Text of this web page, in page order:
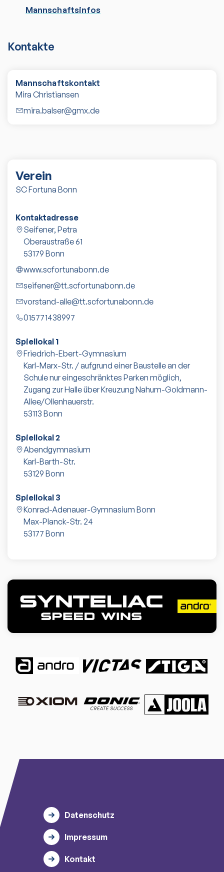
Mannschaftsinfos
Kontakte
Mannschaftskontakt
Mira Christiansen
mira.balser@gmx.de
Verein
SC Fortuna Bonn
Kontaktadresse
Seifener, Petra
Oberaustraße 61
53179 Bonn
www.scfortunabonn.de
seifener@tt.scfortunabonn.de
vorstand-alle@tt.scfortunabonn.de
015771438997
Spiellokal 1
Friedrich-Ebert-Gymnasium
Karl-Marx-Str. / aufgrund einer Baustelle an der
Schule nur eingeschränktes Parken möglich,
Zugang zur Halle über Kreuzung Nahum-Goldmann-
Allee/Ollenhauerstr.
53113 Bonn
Spiellokal 2
Abendgymnasium
Karl-Barth-Str.
53129 Bonn
Spiellokal 3
Konrad-Adenauer-Gymnasium Bonn
Max-Planck-Str. 24
53177 Bonn
Datenschutz
Impressum
Kontakt